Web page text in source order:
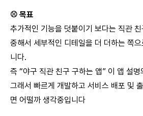
⚾️ 목표
추가적인 기능을 덧붙이기 보다는 직관
중해서 세부적인 디테일을 더 더하는 쪽
니다.
즉 “야구 직관 친구 구하는 앱” 이 앱 설
그래서 빠르게 개발하고 서비스 배포 및
면 어떨까 생각중입니다